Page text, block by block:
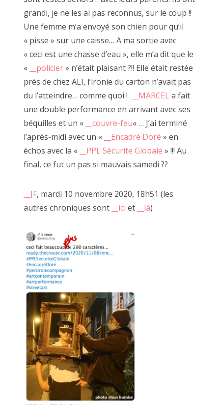
grandi, je ne les ai pas reconnus, sur le coup !!
Une femme m’a envoyé son chien pour qu’il
« pisse » sur une caisse… A ma sortie avec
« ceci est une chasse d’eau », elle m’a dit que le
«
__policier» n’était plaisant ?!! Elle était restée
près de chez ALI, l’ironie du carton n’avait pas
du l’atteindre… comme quoi !
__MARCEL a fait
une double performance en arrivant avec ses
béquilles et un «
__couvre-feu« … J’ai terminé
l’après-midi avec un «
__Encadré Doré » en
échos avec la «
__PPL Sécurite Globale » !!! Au
final, ce fut un pas si mauvais samedi ??
__JF, mardi 10 novembre 2020, 18h51 (les
autres chroniques sont
__ici et __là)
Le faiseur se moque de la connotation négative du
Ici il n'est pas question de likes, de mépris ou même
d'indifférence.
Chaque regard ne peut être que critique constructive ou
réponse à sa quête personelle de l'obsession créatrice.
tire dailleurs un certain plaisir
mieux.
Je pourrai ainsi expliquer à travers des exemples concrets et
Loin de me considérer comme un artiste, si ce n'est que la
version familière ".6" de "bon à rien, fantaisiste"